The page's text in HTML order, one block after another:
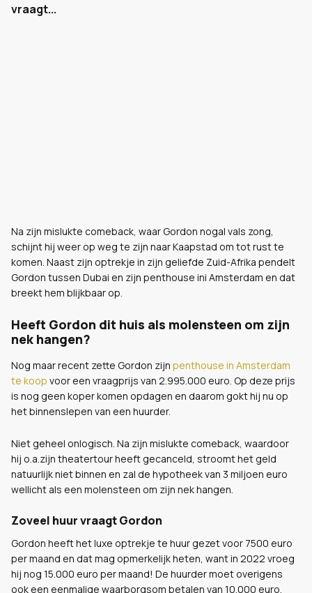
vraagt...
Na zijn mislukte comeback, waar Gordon nogal vals zong,
schijnt hij weer op weg te zijn naar Kaapstad om tot rust te
komen. Naast zijn optrekje in zijn geliefde Zuid-Afrika pendelt
Gordon tussen Dubai en zijn penthouse ini Amsterdam en dat
breekt hem blijkbaar op.
Heeft Gordon dit huis als molensteen om zijn
nek hangen?
Nog maar recent zette Gordon zijn penthouse in Amsterdam
te koop voor een vraagprijs van 2.995.000 euro. Op deze prijs
is nog geen koper komen opdagen en daarom gokt hij nu op
het binnenslepen van een huurder.
Niet geheel onlogisch. Na zijn mislukte comeback, waardoor
hij o.a.zijn theatertour heeft gecanceld, stroomt het geld
natuurlijk niet binnen en zal de hypotheek van 3 miljoen euro
wellicht als een molensteen om zijn nek hangen.
Zoveel huur vraagt Gordon
Gordon heeft het luxe optrekje te huur gezet voor 7500 euro
per maand en dat mag opmerkelijk heten, want in 2022 vroeg
hij nog 15.000 euro per maand! De huurder moet overigens
ook een eenmalige waarborgsom betalen van 10.000 euro.